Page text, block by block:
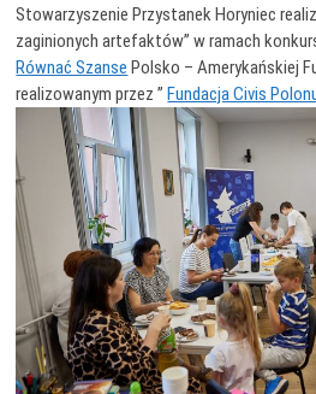
Stowarzyszenie Przystanek Horyniec
zaginionych artefaktów” w ramach
Równać Szanse Polsko – Amerykańskiej
realizowanym przez ”Fundacja Civis